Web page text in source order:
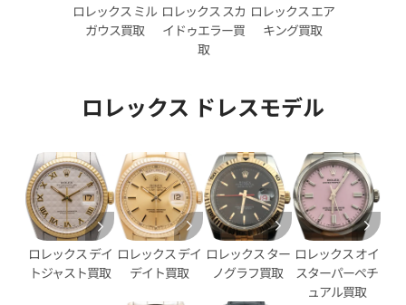
ル文字盤
時点の参考買取価格です
ブラック文字盤
参考買取価格
2,890,000円
※2025年11月時点の参考買取
ロレックス ミル
ガウス買取
ロレックス スカ
イドゥエラー買
取
ロレックス エア
キング買取
ロレックス ドレスモデル
ロレックス デイ
トジャスト買取
ロレックス デイ
デイト買取
ロレックス ター
ノグラフ買取
ロレックス オイ
スターパーペチ
ュアル買取